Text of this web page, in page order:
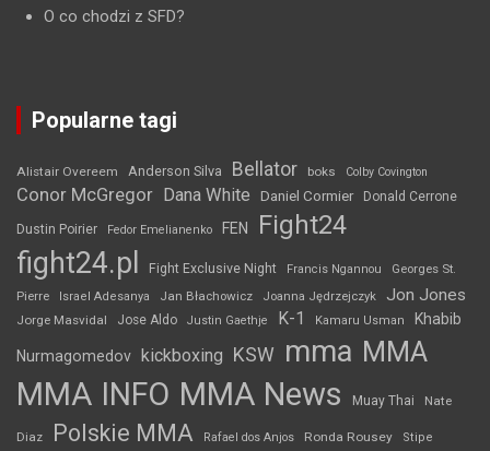
O co chodzi z SFD?
Popularne tagi
Alistair Overeem Anderson Silva Bellator boks Colby Covington
Conor McGregor Dana White Daniel Cormier Donald Cerrone
Dustin Poirier Fedor Emelianenko FEN Fight24
fight24.pl Fight Exclusive Night Francis Ngannou
Georges St.
Pierre
Israel Adesanya Jan Błachowicz Joanna Jędrzejczyk Jon Jones
Jorge Masvidal Jose Aldo Justin Gaethje K-1 Kamaru Usman Khabib
Nurmagomedov kickboxing KSW mma MMA
MMA INFO MMA News Muay Thai Nate
Diaz Polskie MMA Rafael dos Anjos Ronda Rousey Stipe